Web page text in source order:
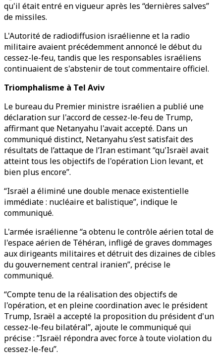
qu'il était entré en vigueur après les “dernières salves”
de missiles.
L'Autorité de radiodiffusion israélienne et la radio
militaire avaient précédemment annoncé le début du
cessez-le-feu, tandis que les responsables israéliens
continuaient de s'abstenir de tout commentaire officiel.
Triomphalisme à Tel Aviv
Le bureau du Premier ministre israélien a publié une
déclaration sur l'accord de cessez-le-feu de Trump,
affirmant que Netanyahu l'avait accepté. Dans un
communiqué distinct, Netanyahu s’est satisfait des
résultats de l’attaque de l’Iran estimant “qu'Israël avait
atteint tous les objectifs de l'opération Lion levant, et
bien plus encore”.
“Israël a éliminé une double menace existentielle
immédiate : nucléaire et balistique”, indique le
communiqué.
L'armée israélienne “a obtenu le contrôle aérien total de
l'espace aérien de Téhéran, infligé de graves dommages
aux dirigeants militaires et détruit des dizaines de cibles
du gouvernement central iranien”, précise le
communiqué.
“Compte tenu de la réalisation des objectifs de
l'opération, et en pleine coordination avec le président
Trump, Israël a accepté la proposition du président d'un
cessez-le-feu bilatéral”, ajoute le communiqué qui
précise : ”Israël répondra avec force à toute violation du
cessez-le-feu”.